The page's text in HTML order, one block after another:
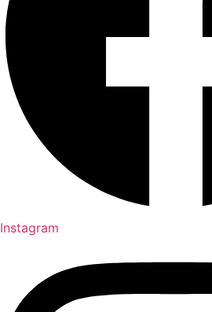
Instagram